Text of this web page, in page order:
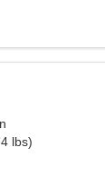
lbs)